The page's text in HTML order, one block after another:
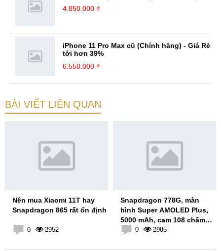
4.850.000 ₫
iPhone 11 Pro Max cũ (Chính hãng) - Giá Rẻ
tới hơn 39%
6.550.000 ₫
BÀI VIẾT LIÊN QUAN
Nên mua Xiaomi 11T hay
Snapdragon 865 rất ổn định
0 2952
Snapdragon 778G, màn
hình Super AMOLED Plus,
5000 mAh, cam 108 chấm
OIS nhưng hơi đắt
0 2985